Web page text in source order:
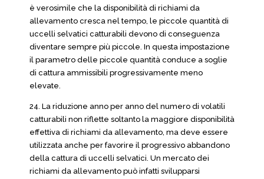
è verosimile che la disponibilità di richiami da
allevamento cresca nel tempo, le piccole quantità di
uccelli selvatici catturabili devono di conseguenza
diventare sempre più piccole. In questa impostazione
il parametro delle piccole quantità conduce a soglie
di cattura ammissibili progressivamente meno
elevate.
24. La riduzione anno per anno del numero di volatili
catturabili non riflette soltanto la maggiore disponibilità
effettiva di richiami da allevamento, ma deve essere
utilizzata anche per favorire il progressivo abbandono
della cattura di uccelli selvatici. Un mercato dei
richiami da allevamento può infatti svilupparsi